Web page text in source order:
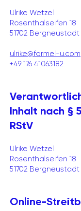
Ulrike Wetzel
Rosenthalseifen 18
51702 Bergneustadt
ulrike@formel-u.com
+49 176 41063182
Inhalt nach §
RStV
Ulrike Wetzel
Rosenthalseifen 18
51702 Bergneustadt
Online-